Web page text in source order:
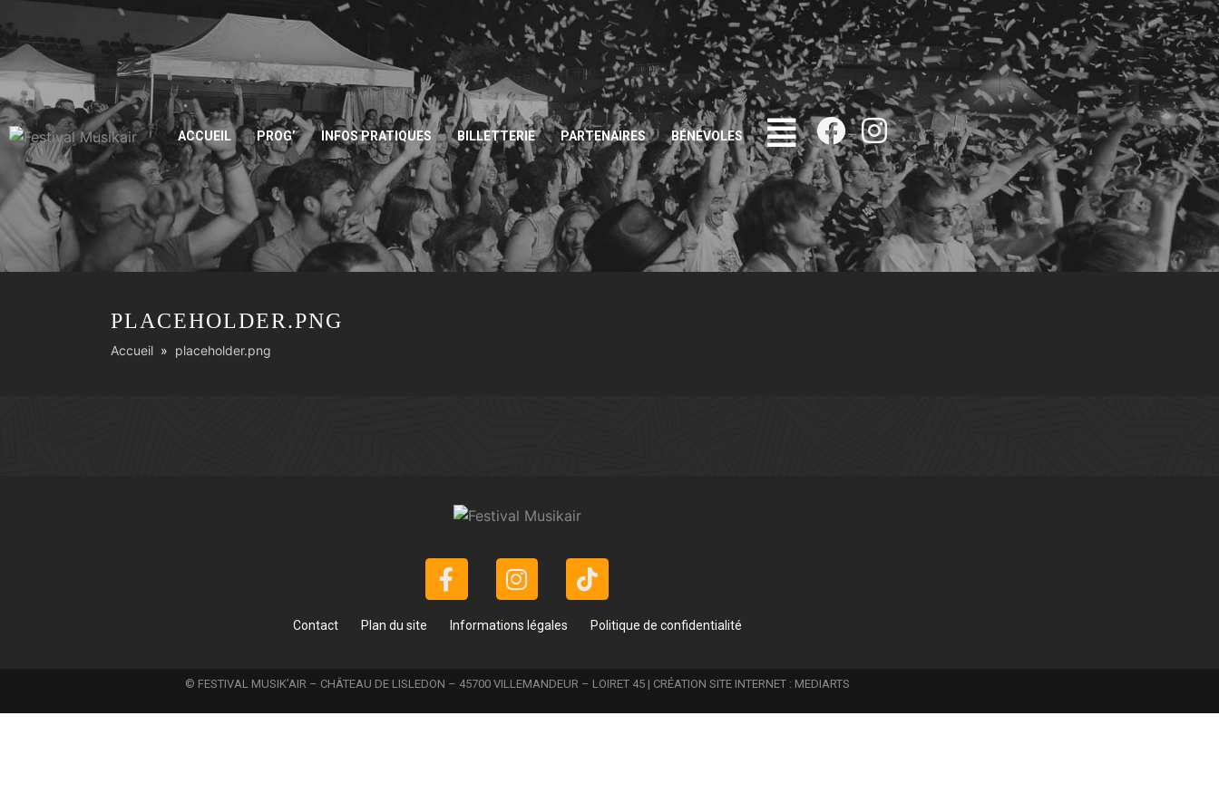
ACCUEIL PROG’ INFOS PRATIQUES BILLETTERIE PARTENAIRES BÉNÉVOLES
PLACEHOLDER.PNG
Accueil placeholder.png
Contact Plan du site Informations légales Politique de confidentialité
© FESTIVAL MUSIK’AIR – CHÂTEAU DE LISLEDON – 45700 VILLEMANDEUR – LOIRET 45 | CRÉATION SITE INTERNET : MEDIARTS